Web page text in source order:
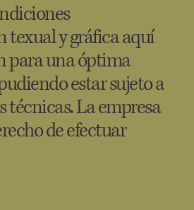
texual y gráfica aquí
para una óptima
estar sujeto a
técnicas. La empresa
de efectuar